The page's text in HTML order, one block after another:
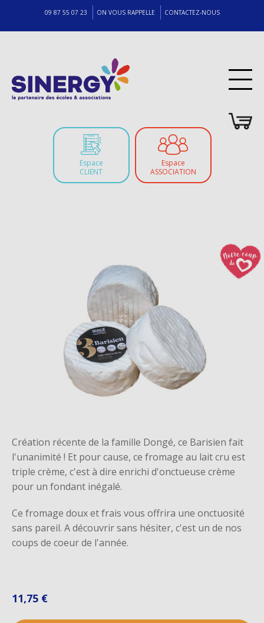
09 87 55 07 23 ON VOUS RAPPELLE CONTACTEZ-NOUS
Espace
CLIENT
Espace
ASSOCIATION
Création récente de la famille Dongé, ce Barisien fait
l'unanimité ! Et pour cause, ce fromage au lait cru est
triple crème, c'est à dire enrichi d'onctueuse crème
pour un fondant inégalé.
Ce fromage doux et frais vous offrira une onctuosité
sans pareil. A découvrir sans hésiter, c'est un de nos
coups de coeur de l'année.
11,75 €